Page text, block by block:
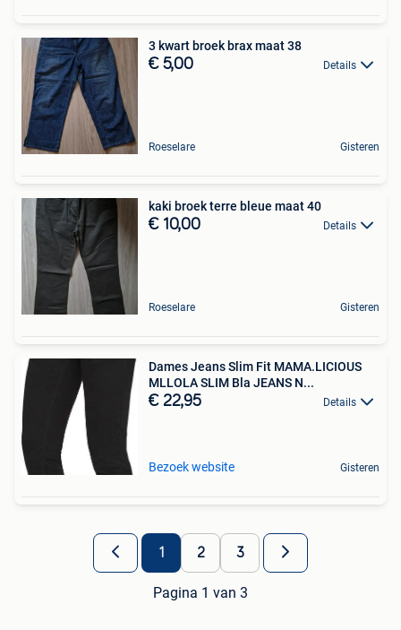
3 kwart broek brax maat 38
€ 5,00 Details
Roeselare Gisteren
kaki broek terre bleue maat 40
€ 10,00 Details
Roeselare Gisteren
Dames Jeans Slim Fit MAMA.LICIOUS
MLLOLA SLIM Bla JEANS N...
€ 22,95 Details
Bezoek website Gisteren
1 2 3
Pagina 1 van 3